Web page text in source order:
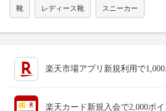
靴 レディース靴 スニーカー
楽天市場アプリ新規利用で1,000
楽天カード新規入会で2,000ポイ